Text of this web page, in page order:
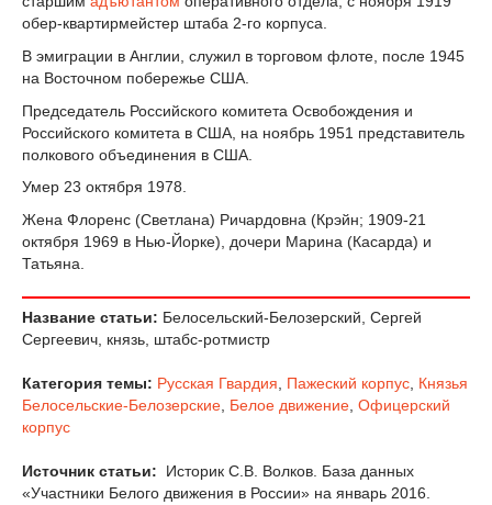
обер-квартирмейстер штаба 2-го корпуса.
В эмиграции в Англии, служил в торговом флоте, после 1945
на Восточном побережье США.
Председатель Российского комитета Освобождения и
Российского комитета в США, на ноябрь 1951 представитель
полкового объединения в США.
Умер 23 октября 1978.
Жена Флоренс (Светлана) Ричардовна (Крэйн; 1909-21
октября 1969 в Нью-Йорке), дочери Марина (Касарда) и
Татьяна.
Название статьи: Белосельский-Белозерский, Сергей
Сергеевич, князь, штабс-ротмистр
Категория темы: Русская Гвардия Пажеский корпус Князья
Белосельские-Белозерские Белое движение Офицерский
корпус
Источник статьи:
Историк С.В. Волков. База данных
«Участники Белого движения в России» на январь 2016.